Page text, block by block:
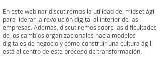
En este webinar discutiremos la utilidad del midset ágil
para liderar la revolución digital al interior de las
empresas. Además, discutiremos sobre las dificultades
de los cambios organizacionales hacia modelos
digitales de negocio y cómo construir una cultura ágil
está al centro de este proceso de transformación.